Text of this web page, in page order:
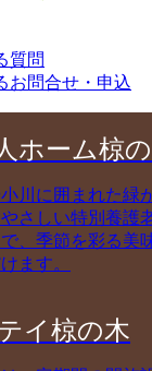
質問
お問合せ・申込
ホーム椋
小川に囲まれた緑
さしい特別養護
、季節を彩る美
ます。
イ椋の木